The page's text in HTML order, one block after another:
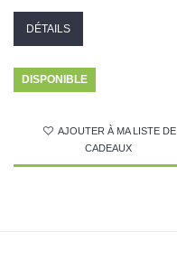
DÉTAILS
DISPONIBLE
AJOUTER À MA LISTE DE
CADEAUX